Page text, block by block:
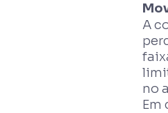
A
no
Em